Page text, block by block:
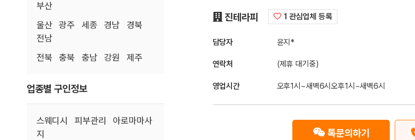
부산
울산
광주 세종 경남
경북
전남
전북
충북 충남 강원 제주
업종별 구인정보
스웨디시 피부관리
아로마마사
지
진테라피구인정보1 관심업체 등록
담당자 윤지*
연락처 (제휴 대기중)
영업시간 오후1시~새벽6시오후1시~새벽6시
톡문의하기